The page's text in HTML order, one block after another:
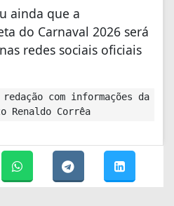
ainda que a
do Carnaval 2026 será
redes sociais oficiais
redação com informações da
Renaldo Corrêa